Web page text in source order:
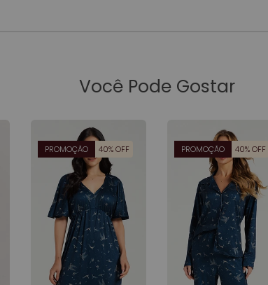
Você Pode Gostar
PROMOÇÃO 40% OFF PROMOÇÃO 40% OFF